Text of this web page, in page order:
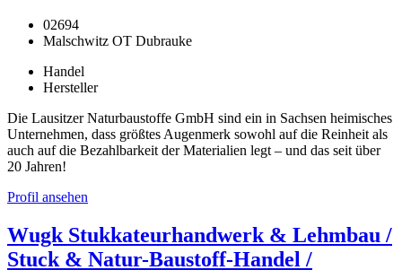
02694
Malschwitz OT Dubrauke
Handel
Hersteller
Die Lausitzer Naturbaustoffe GmbH sind ein in Sachsen heimisches
Unternehmen, dass größtes Augenmerk sowohl auf die Reinheit als
auch auf die Bezahlbarkeit der Materialien legt – und das seit über
20 Jahren!
Profil ansehen
Wugk Stukkateurhandwerk & Lehmbau /
Stuck & Natur-Baustoff-Handel /